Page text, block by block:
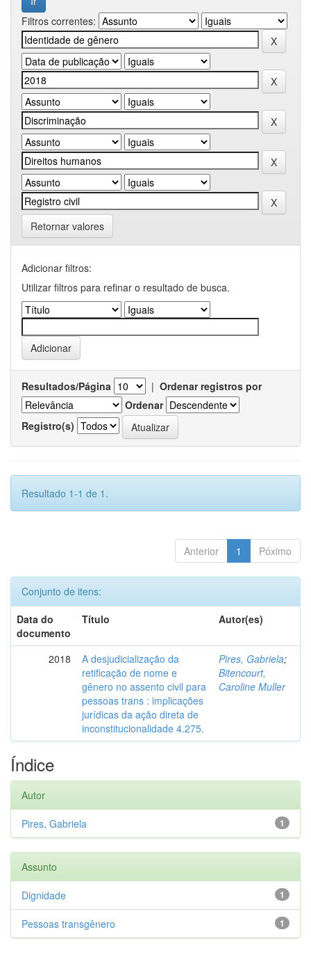
Filtros correntes:
Retornar valores
Adicionar filtros:
Utilizar filtros para refinar o resultado de busca.
Resultados/Página | Ordenar registros por
Ordenar
Registro(s)
Resultado 1-1 de 1.
Anterior 1 Póximo
Conjunto de itens:
Data do
documento
Título Autor(es)
2018
A desjudicialização da
retificação de nome e
gênero no assento civil para
pessoas trans : implicações
jurídicas da ação direta de
inconstitucionalidade 4.275.
Pires, Gabriela;
Bitencourt,
Caroline Muller
Índice
Autor
1
Pires, Gabriela
Assunto
1
Dignidade
1
Pessoas transgênero